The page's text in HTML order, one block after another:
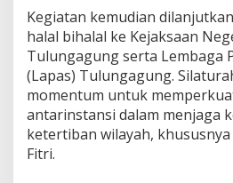
Kegiatan kemudian
halal bihalal ke Kejaksaan
Tulungagung serta Lembaga
(Lapas) Tulungagung.
momentum untuk
antarinstansi dalam menjaga
ketertiban wilayah,
Fitri.